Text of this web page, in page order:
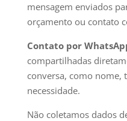
mensagem enviados
orçamento ou contato
Contato por
compartilhadas
conversa, como nome,
necessidade.
Não coletamos dados